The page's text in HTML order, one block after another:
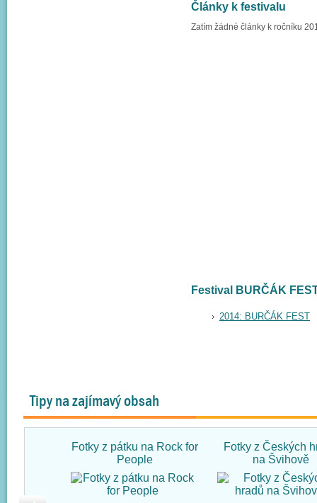
Články k festivalu
Zatím žádné články k ročníku
Festival BURČÁK
2014: BURČÁK FEST
Tipy na zajímavý obsah
Fotky z pátku na Rock for
People
Fotky z Českých
na Švihově